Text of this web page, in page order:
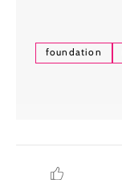
foundation